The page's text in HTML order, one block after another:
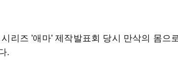
리즈 '애마' 제작발표회 당시 만삭의 몸으
.